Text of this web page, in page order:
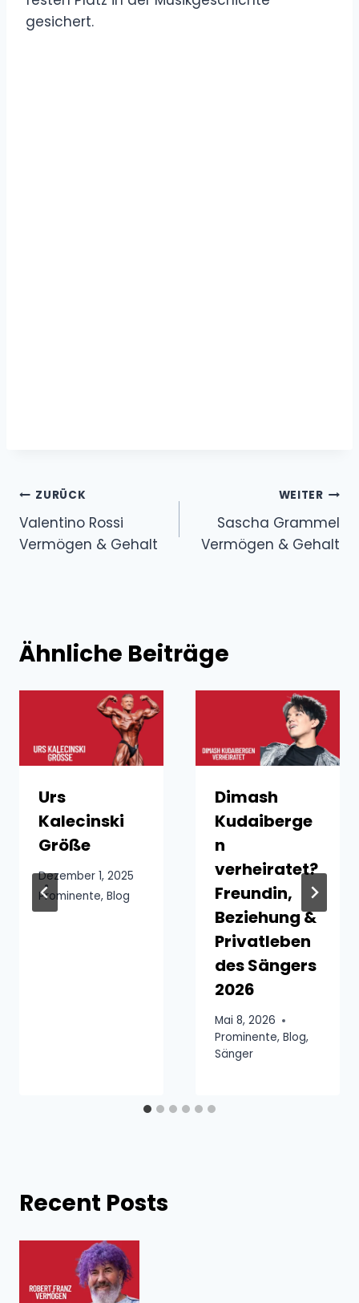
gesichert.
Beitragsnavigation
ZURÜCK
Valentino Rossi
Vermögen & Gehalt
WEITER
Sascha Grammel
Vermögen & Gehalt
Ähnliche Beiträge
Urs
Kalecinski
Größe
Dezember 1, 2025
Prominente, Blog
Dimash
Kudaiberge
n
verheiratet?
Freundin,
Beziehung &
Privatleben
des Sängers
2026
Mai 8, 2026
Prominente, Blog,
Sänger
Recent Posts